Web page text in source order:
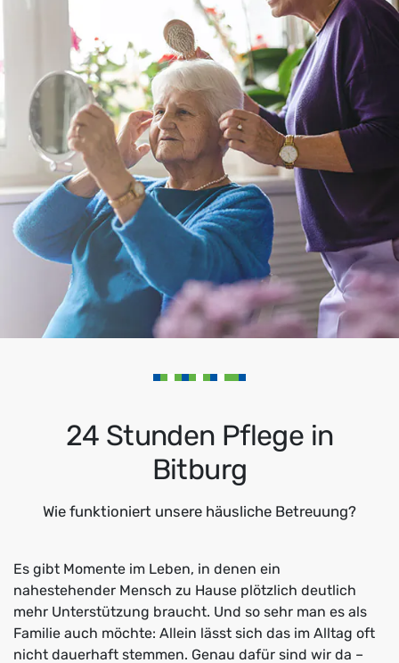
24 Stunden Pflege in
Bitburg
Wie funktioniert unsere häusliche Betreuung?
Es gibt Momente im Leben, in denen ein
nahestehender Mensch zu Hause plötzlich deutlich
mehr Unterstützung braucht. Und so sehr man es als
Familie auch möchte: Allein lässt sich das im Alltag oft
nicht dauerhaft stemmen. Genau dafür sind wir da –